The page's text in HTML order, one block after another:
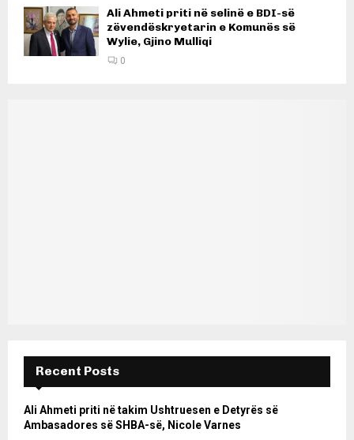
Ali Ahmeti priti në selinë e BDI-së
zëvendëskryetarin e Komunës së
Wylie, Gjino Mulliqi
0
Recent Posts
Ali Ahmeti priti në takim Ushtruesen e Detyrës së
Ambasadores së SHBA-së, Nicole Varnes